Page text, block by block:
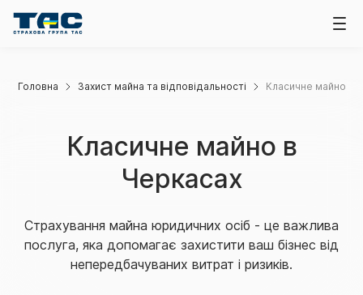
Головна Захист майна та відповідальності Класичне майно
Класичне майно в
Черкасах
Страхування майна юридичних осіб - це важлива
послуга, яка допомагає захистити ваш бізнес від
непередбачуваних витрат і ризиків.